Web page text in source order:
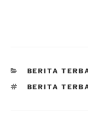
CATEGORIES
BERITA
TAGS
BERITA